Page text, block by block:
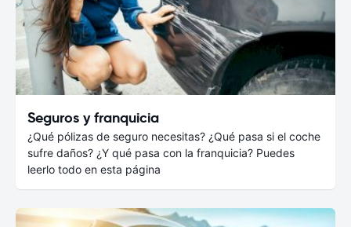
Seguros y franquicia
¿Qué pólizas de seguro necesitas? ¿Qué pasa si el coche
sufre daños? ¿Y qué pasa con la franquicia? Puedes
leerlo todo en esta página